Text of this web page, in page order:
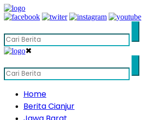
✖
Home
Berita Cianjur